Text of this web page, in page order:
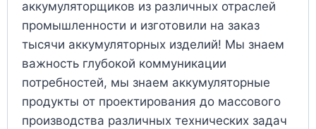
аккумуляторщиков из различных отраслей
промышленности и изготовили на заказ
тысячи аккумуляторных изделий! Мы знаем
важность глубокой коммуникации
потребностей, мы знаем аккумуляторные
продукты от проектирования до массового
производства различных технических задач